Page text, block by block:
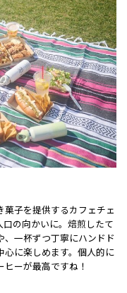
子を提供するカフェチェ
の向かいに。焙煎したて
一杯ずつ丁寧にハンドド
心に楽しめます。個人的に
ーが最高ですね！